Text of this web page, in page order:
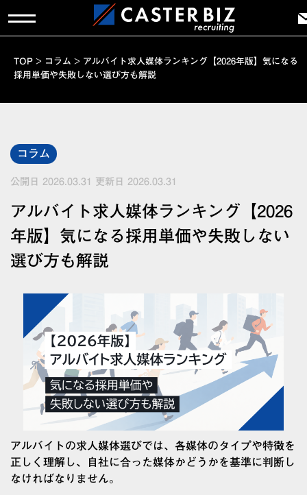
TOP > コラム > アルバイト求人媒体ランキング【2026年版】気になる
採用単価や失敗しない選び方も解説
コラム
公開日 2026.03.31 更新日 2026.03.31
アルバイト求人媒体ランキング【2026
年版】気になる採用単価や失敗しない
選び方も解説
アルバイトの求人媒体選びでは、各媒体のタイプや特徴を
正しく理解し、自社に合った媒体かどうかを基準に判断し
なければなりません。